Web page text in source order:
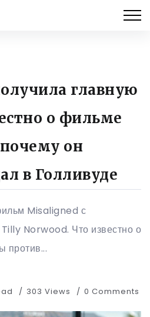
главную
о фильме
он
в Голливуде
Misaligned с
Tilly Norwood. Что известно о
против...
303 Views 0 Comments